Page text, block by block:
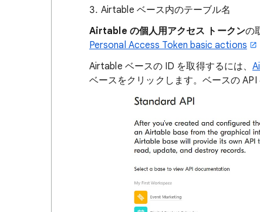
Airtable ベース内のテーブル名
Airtable の個人用アクセス トークンの
Personal Access Token basic actions
Airtable ベースの ID を取得するには、
ベースをクリックします。ベースの API